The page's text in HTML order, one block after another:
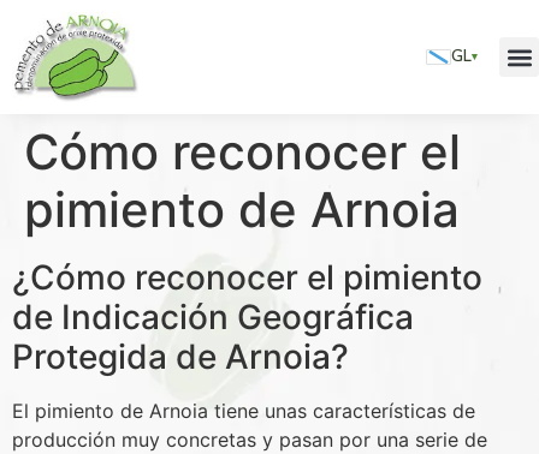
GL▾
Cómo reconocer el
pimiento de Arnoia
¿Cómo reconocer el pimiento
de Indicación Geográfica
Protegida de Arnoia?
El pimiento de Arnoia tiene unas características de
producción muy concretas y pasan por una serie de